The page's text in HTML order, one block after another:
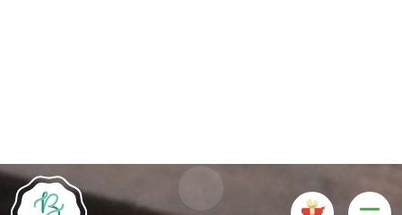
fonctionnalités du site. D'autres cookies sont utilisés à des
fins d'analyse ou de marketing.
Accepter les cookies
Gérer les cookies